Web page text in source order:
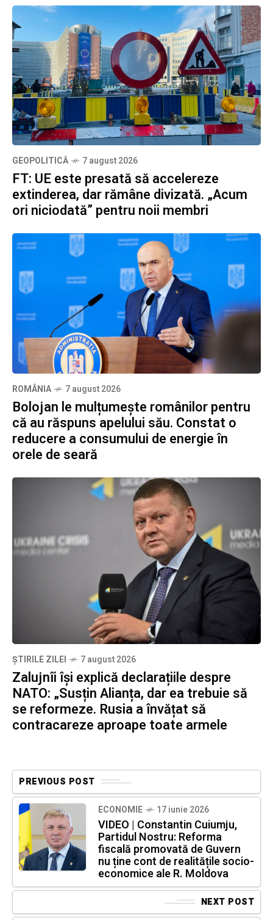
GEOPOLITICĂ 7 august 2026
FT: UE este presată să accelereze
extinderea, dar rămâne divizată. „Acum
ori niciodată” pentru noii membri
ROMÂNIA 7 august 2026
Bolojan le mulțumește românilor pentru
că au răspuns apelului său. Constat o
reducere a consumului de energie în
orele de seară
ȘTIRILE ZILEI 7 august 2026
Zalujnîi își explică declarațiile despre
NATO: „Susțin Alianța, dar ea trebuie să
se reformeze. Rusia a învățat să
contracareze aproape toate armele
PREVIOUS POST
ECONOMIE 17 iunie 2026
VIDEO | Constantin Cuiumju,
Partidul Nostru: Reforma
fiscală promovată de Guvern
nu ține cont de realitățile socio-
economice ale R. Moldova
NEXT POST